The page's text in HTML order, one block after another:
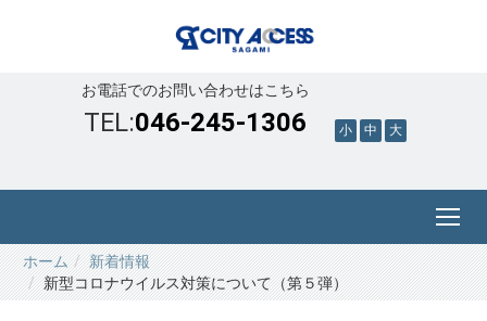
お電話でのお問い合わせはこちら
TEL:046-245-1306 小 中 大
ホーム
新着情報
新型コロナウイルス対策について（第５弾）